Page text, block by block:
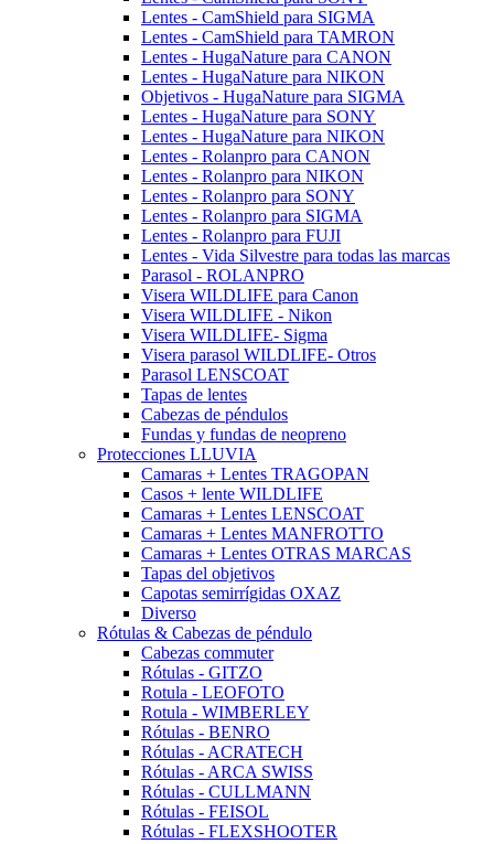
Lentes - CamShield para SIGMA
Lentes - CamShield para TAMRON
Lentes - HugaNature para CANON
Lentes - HugaNature para NIKON
Objetivos - HugaNature para SIGMA
Lentes - HugaNature para SONY
Lentes - HugaNature para NIKON
Lentes - Rolanpro para CANON
Lentes - Rolanpro para NIKON
Lentes - Rolanpro para SONY
Lentes - Rolanpro para SIGMA
Lentes - Rolanpro para FUJI
Lentes - Vida Silvestre para todas las marcas
Parasol - ROLANPRO
Visera WILDLIFE para Canon
Visera WILDLIFE - Nikon
Visera WILDLIFE- Sigma
Visera parasol WILDLIFE- Otros
Parasol LENSCOAT
Tapas de lentes
Cabezas de péndulos
Fundas y fundas de neopreno
Protecciones LLUVIA
Camaras + Lentes TRAGOPAN
Casos + lente WILDLIFE
Camaras + Lentes LENSCOAT
Camaras + Lentes MANFROTTO
Camaras + Lentes OTRAS MARCAS
Tapas del objetivos
Capotas semirrígidas OXAZ
Diverso
Rótulas & Cabezas de péndulo
Cabezas commuter
Rótulas - GITZO
Rotula - LEOFOTO
Rotula - WIMBERLEY
Rótulas - BENRO
Rótulas - ACRATECH
Rótulas - ARCA SWISS
Rótulas - CULLMANN
Rótulas - FEISOL
Rótulas - FLEXSHOOTER